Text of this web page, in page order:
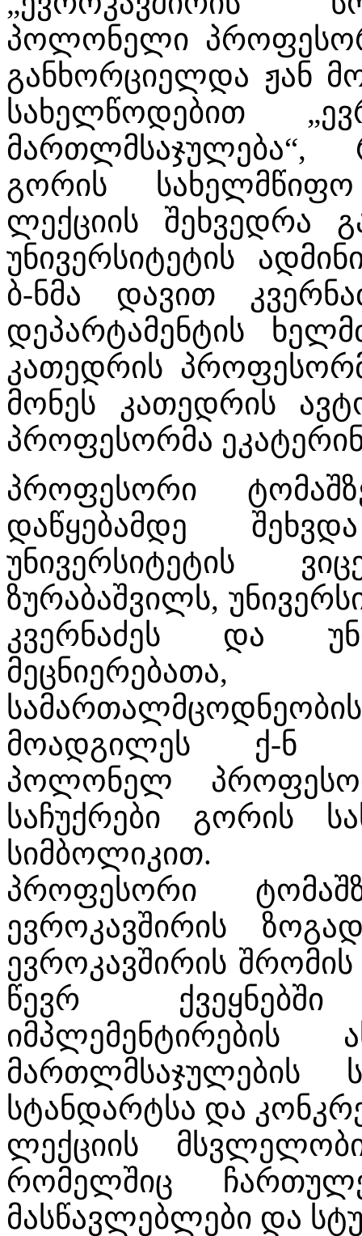
პოლონელი
განხორციელდა ჟან
სახელწოდებით
გორის
ლექციის შეხვედრა
უნივერსიტეტის
ბ-ნმა დავით
დეპარტამენტის
კათედრის
მონეს კათედრის
პროფესორმა
პროფესორი
დაწყებამდე
უნივერსიტეტის
ზურაბაშვილს,
კვერნაძეს და
მოადგილეს ქ-ნ
პოლონელ
საჩუქრები გორის
სიმბოლიკით.
პროფესორი
ევროკავშირის
ევროკავშირის
წევრ
იმპლემენტირების
მართლმსაჯულების
სტანდარტსა და
ლექციის
რომელშიც
მასწავლებლები და